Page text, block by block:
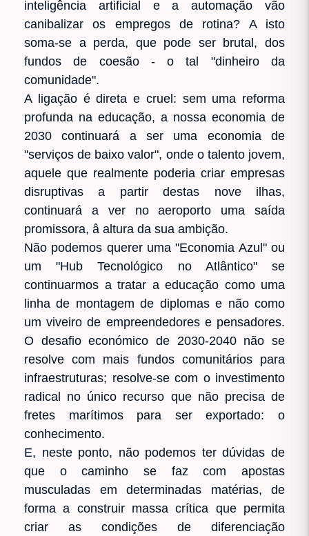
inteligência artificial e a automação vão
canibalizar os empregos de rotina? A isto
soma-se a perda, que pode ser brutal, dos
fundos de coesão - o tal "dinheiro da
comunidade".
A ligação é direta e cruel: sem uma reforma
profunda na educação, a nossa economia de
2030 continuará a ser uma economia de
"serviços de baixo valor", onde o talento jovem,
aquele que realmente poderia criar empresas
disruptivas a partir destas nove ilhas,
continuará a ver no aeroporto uma saída
promissora, â altura da sua ambição.
Não podemos querer uma "Economia Azul" ou
um "Hub Tecnológico no Atlântico" se
continuarmos a tratar a educação como uma
linha de montagem de diplomas e não como
um viveiro de empreendedores e pensadores.
O desafio económico de 2030-2040 não se
resolve com mais fundos comunitários para
infraestruturas; resolve-se com o investimento
radical no único recurso que não precisa de
fretes marítimos para ser exportado: o
conhecimento.
E, neste ponto, não podemos ter dúvidas de
que o caminho se faz com apostas
musculadas em determinadas matérias, de
forma a construir massa crítica que permita
criar as condições de diferenciação